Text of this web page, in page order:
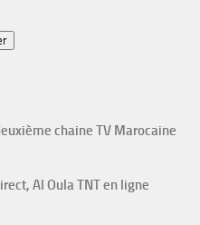
chaine TV Marocaine
Al Oula TNT en ligne